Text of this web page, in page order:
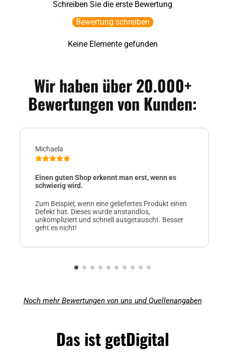
Schreiben Sie die erste Bewertung
Bewertung schreiben
Keine Elemente gefunden
Wir haben über 20.000+
Bewertungen von Kunden:
Michaela
Einen guten Shop erkennt man erst, wenn es
schwierig wird.
Zum Beispiel, wenn eine geliefertes Produkt einen
Defekt hat. Dieses wurde anstandlos,
unkompliziert und schnell ausgetauscht. Besser
geht es nicht!
Noch mehr Bewertungen von uns und Quellenangaben
Das ist getDigital